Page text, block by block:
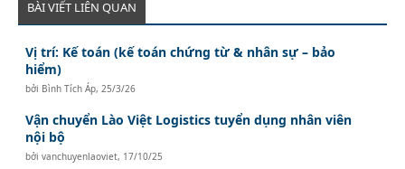
BÀI VIẾT LIÊN QUAN
Vị trí: Kế toán (kế toán chứng từ & nhân sự – bảo
hiểm)
bởi Bình Tích Áp, 25/3/26
Vận chuyển Lào Việt Logistics tuyển dụng nhân viên
nội bộ
bởivanchuyenlaoviet, 17/10/25